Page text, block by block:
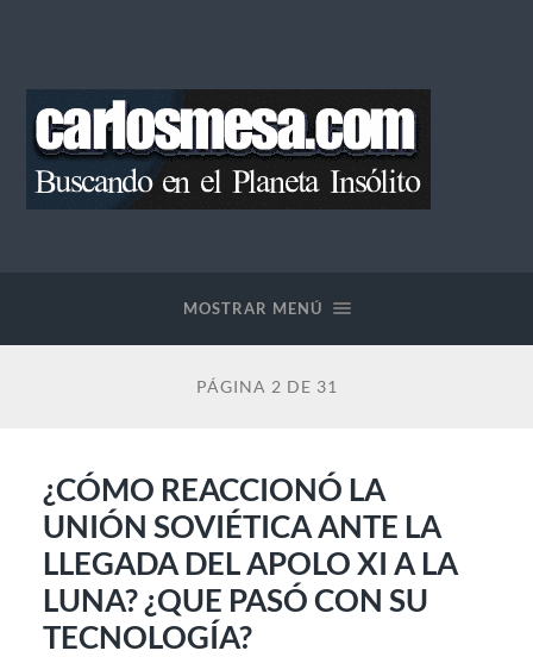
MOSTRAR MENÚ
PÁGINA 2 DE 31
¿CÓMO REACCIONÓ LA
UNIÓN SOVIÉTICA ANTE LA
LLEGADA DEL APOLO XI A LA
LUNA? ¿QUE PASÓ CON SU
TECNOLOGÍA?